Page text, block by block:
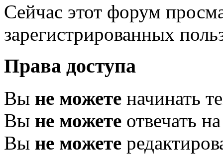
Сейчас этот форум
зарегистрированных
Права доступа
Вы не можете начинать
Вы не можете отвечать
Вы не можете